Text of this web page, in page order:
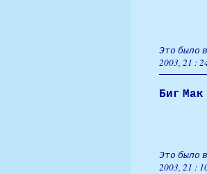
Это было
2003, 21 :
Биг Мак
Это было
2003, 21 :